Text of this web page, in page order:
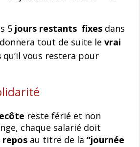
5 jours restants fixes dans
donnera tout de suite le vrai
qu’il vous restera pour
reste férié et non
chaque salarié doit
repos au titre de la “journée